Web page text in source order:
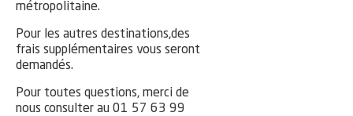
métropolitaine.
Pour les autres destinations,des
frais supplémentaires vous seront
demandés.
Pour toutes questions, merci de
nous consulter au 01 57 63 99